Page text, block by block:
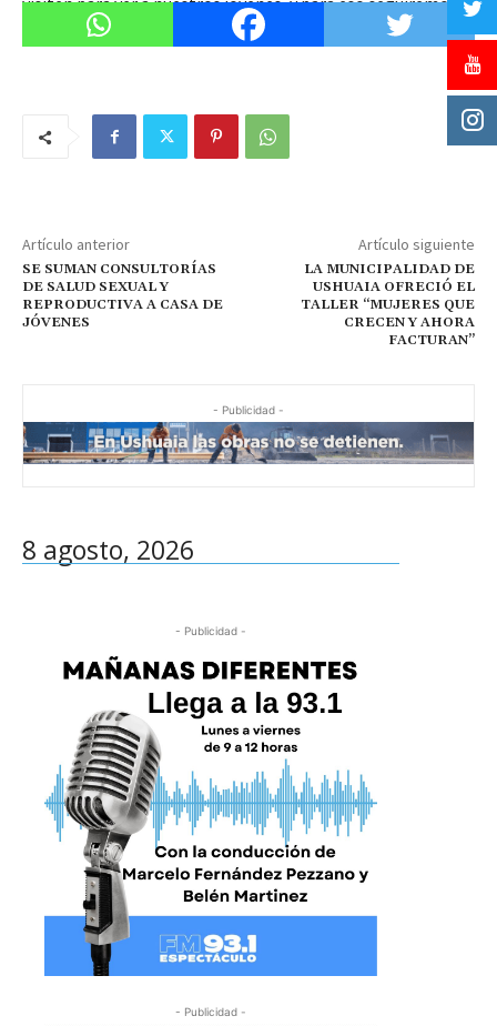
trabajando”, concluyó la titular del IMD.
Artículo anterior
SE SUMAN CONSULTORÍAS
DE SALUD SEXUAL Y
REPRODUCTIVA A CASA DE
JÓVENES
Artículo siguiente
LA MUNICIPALIDAD DE
USHUAIA OFRECIÓ EL
TALLER “MUJERES QUE
CRECEN Y AHORA
FACTURAN”
- Publicidad -
8 agosto, 2026
- Publicidad -
- Publicidad -